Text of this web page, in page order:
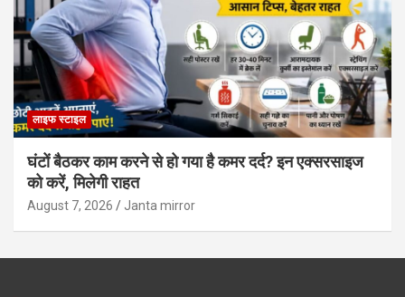
लाइफ स्टाइल
घंटों बैठकर काम करने से हो गया है कमर दर्द? इन एक्सरसाइज
को करें, मिलेगी राहत
August 7, 2026 Janta mirror